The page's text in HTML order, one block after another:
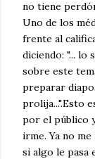
no tiene
Uno de los
frente al
diciendo: "...
sobre este
preparar
prolija...".Esto
por el público
irme. Ya no
si algo le pasa